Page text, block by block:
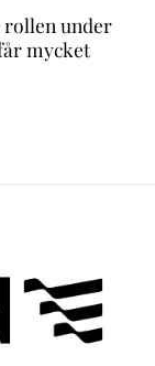
rollen under
mycket